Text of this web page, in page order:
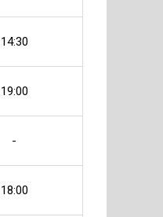
14:30
19:00
-
18:00